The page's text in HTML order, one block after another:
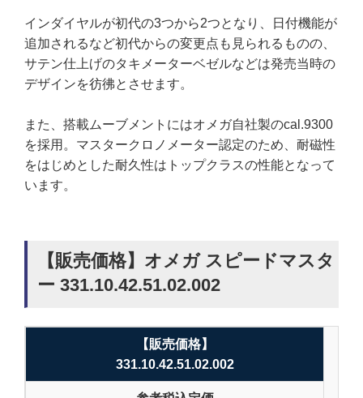
インダイヤルが初代の3つから2つとなり、日付機能が
追加されるなど初代からの変更点も見られるものの、
サテン仕上げのタキメーターベゼルなどは発売当時の
デザインを彷彿とさせます。
また、搭載ムーブメントにはオメガ自社製のcal.9300
を採用。マスタークロノメーター認定のため、耐磁性
をはじめとした耐久性はトップクラスの性能となって
います。
【販売価格】オメガ スピードマスタ
ー 331.10.42.51.02.002
【販売価格】
331.10.42.51.02.002